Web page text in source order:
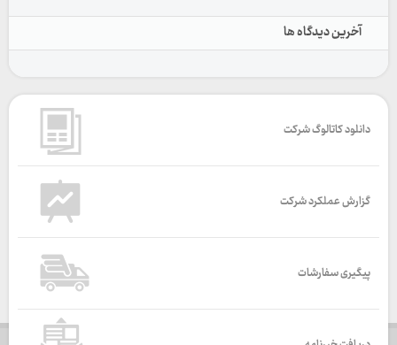
آخرین دیدگاه ها
دانلود کاتالوگ شرکت
گزارش عملکرد شرکت
پیگیری سفارشات